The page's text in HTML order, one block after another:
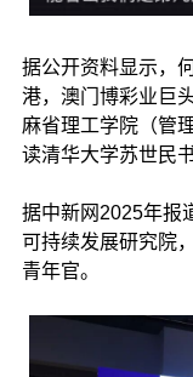
据公开资料显示，
港，澳门博彩业巨
麻省理工学院（管
读清华大学苏世民
据中新网2025年报
可持续发展研究院
青年官。